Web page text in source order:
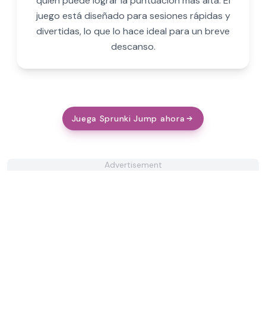
juego está diseñado para sesiones rápidas y
divertidas, lo que lo hace ideal para un breve
descanso.
Juega Sprunki Jump ahora
Advertisement